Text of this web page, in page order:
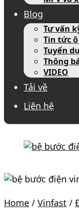
Blog
Tư vấn
Tin tức
Tuyển
Thông
VIDEO
Tải về
Liên hệ
Home / Vinfast /